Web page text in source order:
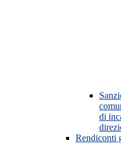
di
Rendiconti